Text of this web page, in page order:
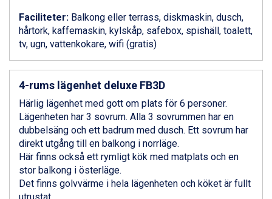
Cervinia från 8.245 kr.
Passo Tonale från 5.895 kr.
Bad Hofgastein från 8.595 kr.
Saalbach från 9.445 kr.
Sölden från 12.995 kr.
Champoluc från 5.945 kr.
Sestriere från 6.945 kr.
Wagrain från 7.095 kr.
Fieberbrunn från 9.645 kr.
Ischgl från 11.295 kr.
Val Thorens från 8.395 kr.
St. Anton från 11.245 kr.
Zell am See från 6.295 kr.
Canazei från 7.195 kr.
Faciliteter: Balkong eller terrass, diskmaskin, dusch,
hårtork, kaffemaskin, kylskåp, safebox, spishäll, toalett,
tv, ugn, vattenkokare, wifi (gratis)
4-rums lägenhet deluxe FB3D
Härlig lägenhet med gott om plats för 6 personer.
Lägenheten har 3 sovrum. Alla 3 sovrummen har en
dubbelsäng och ett badrum med dusch. Ett sovrum har
direkt utgång till en balkong i norrläge.
Här finns också ett rymligt kök med matplats och en
stor balkong i österläge.
Det finns golvvärme i hela lägenheten och köket är fullt